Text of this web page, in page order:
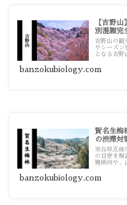
【吉野
別混雑完
吉野山の観
やシーズン
となる吉野
banzokubiology.com
賀名生梅
の渋滞対
奈良県五條
の目安を解
雑傾向や、
banzokubiology.com